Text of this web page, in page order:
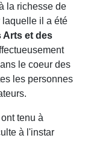
la richesse de
laquelle il a été
Arts et des
le coeur des
les personnes
tenu à
à l'instar